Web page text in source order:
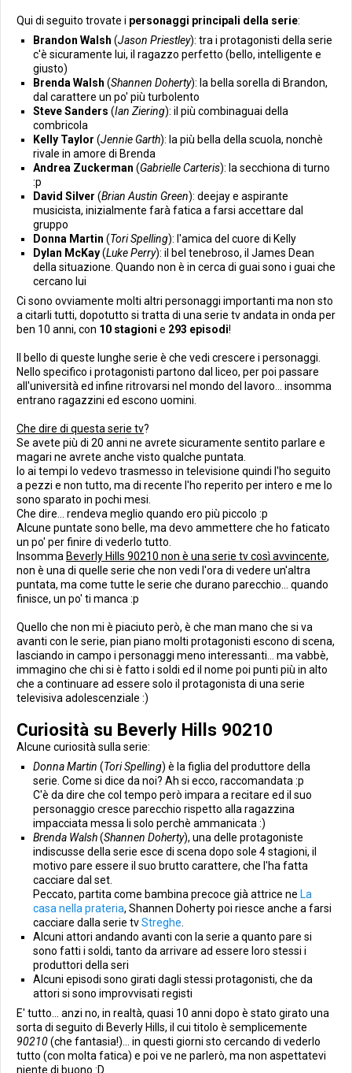
Qui di seguito trovate i personaggi principali della serie:
Brandon Walsh (Jason Priestley): tra i protagonisti della serie
c'è sicuramente lui, il ragazzo perfetto (bello, intelligente e
giusto)
Brenda Walsh (Shannen Doherty): la bella sorella di Brandon,
dal carattere un po' più turbolento
Steve Sanders (Ian Ziering): il più combinaguai della
combricola
Kelly Taylor (Jennie Garth): la più bella della scuola, nonchè
rivale in amore di Brenda
Andrea Zuckerman (Gabrielle Carteris): la secchiona di turno
:p
David Silver (Brian Austin Green): deejay e aspirante
musicista, inizialmente farà fatica a farsi accettare dal
gruppo
Donna Martin (Tori Spelling): l'amica del cuore di Kelly
Dylan McKay(Luke Perry): il bel tenebroso, il James Dean
della situazione. Quando non è in cerca di guai sono i guai che
cercano lui
Ci sono ovviamente molti altri personaggi importanti ma non sto
a citarli tutti, dopotutto si tratta di una serie tv andata in onda per
ben 10 anni, con 10 stagioni e 293 episodi!
Il bello di queste lunghe serie è che vedi crescere i personaggi.
Nello specifico i protagonisti partono dal liceo, per poi passare
all'università ed infine ritrovarsi nel mondo del lavoro... insomma
entrano ragazzini ed escono uomini.
Che dire di questa serie tv?
Se avete più di 20 anni ne avrete sicuramente sentito parlare e
magari ne avrete anche visto qualche puntata.
Io ai tempi lo vedevo trasmesso in televisione quindi l'ho seguito
a pezzi e non tutto, ma di recente l'ho reperito per intero e me lo
sono sparato in pochi mesi.
Che dire... rendeva meglio quando ero più piccolo :p
Alcune puntate sono belle, ma devo ammettere che ho faticato
un po' per finire di vederlo tutto.
Insomma Beverly Hills 90210 non è una serie tv così avvincente,
non è una di quelle serie che non vedi l'ora di vedere un'altra
puntata, ma come tutte le serie che durano parecchio... quando
finisce, un po' ti manca :p
Quello che non mi è piaciuto però, è che man mano che si va
avanti con le serie, pian piano molti protagonisti escono di scena,
lasciando in campo i personaggi meno interessanti... ma vabbè,
immagino che chi si è fatto i soldi ed il nome poi punti più in alto
che a continuare ad essere solo il protagonista di una serie
televisiva adolescenziale :)
Curiosità su Beverly Hills 90210
Alcune curiosità sulla serie:
Donna Martin (Tori Spelling) è la figlia del produttore della
serie. Come si dice da noi? Ah si ecco, raccomandata :p
C'è da dire che col tempo però impara a recitare ed il suo
personaggio cresce parecchio rispetto alla ragazzina
impacciata messa li solo perchè ammanicata :)
Brenda Walsh(Shannen Doherty), una delle protagoniste
indiscusse della serie esce di scena dopo sole 4 stagioni, il
motivo pare essere il suo brutto carattere, che l'ha fatta
cacciare dal set.
Peccato, partita come bambina precoce già attrice ne La
casa nella prateria, Shannen Doherty poi riesce anche a farsi
cacciare dalla serie tvStreghe.
Alcuni attori andando avanti con la serie a quanto pare si
sono fatti i soldi, tanto da arrivare ad essere loro stessi i
produttori della seri
Alcuni episodi sono girati dagli stessi protagonisti, che da
attori si sono improvvisati registi
E' tutto... anzi no, in realtà, quasi 10 anni dopo è stato girato una
sorta di seguito di Beverly Hills, il cui titolo è semplicemente
90210(che fantasia!)... in questi giorni sto cercando di vederlo
tutto (con molta fatica) e poi ve ne parlerò, ma non aspettatevi
niente di buono :D